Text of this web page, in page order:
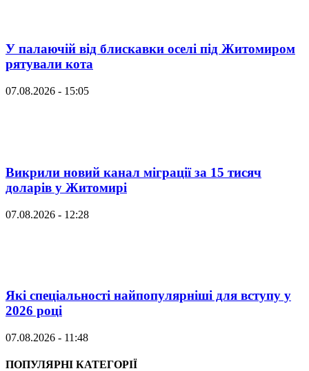
У палаючій від блискавки оселі під Житомиром
рятували кота
07.08.2026 - 15:05
Викрили новий канал міграції за 15 тисяч
доларів у Житомирі
07.08.2026 - 12:28
Які спеціальності найпопулярніші для вступу у
2026 році
07.08.2026 - 11:48
ПОПУЛЯРНІ КАТЕГОРІЇ